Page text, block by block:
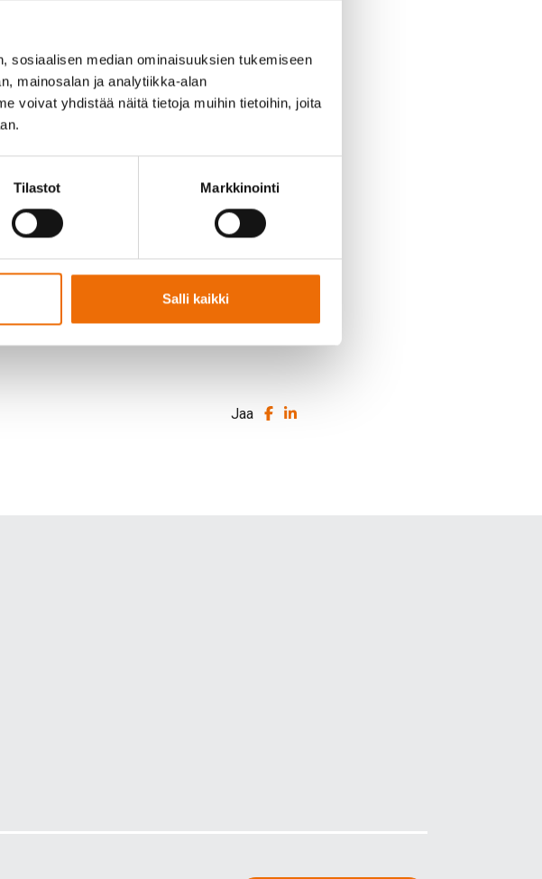
sosiaalisen median ominaisuuksien tukemiseen
mainosalan ja analytiikka-alan
voivat yhdistää näitä tietoja muihin tietoihin, joita
Tilastot Markkinointi
Salli kaikki
liity postituslistallemme tästä.
Jaa